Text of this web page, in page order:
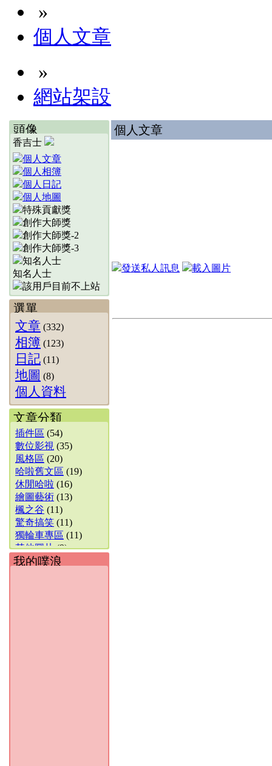
»
個人文章
»
網站架設
頭像
香吉士
知名人士
選單
文章 (332)
相簿 (123)
日記 (11)
地圖 (8)
個人資料
文章分類
插件區 (54)
數位影視 (35)
風格區 (20)
哈啦舊文區 (19)
休閒哈啦 (16)
繪圖藝術 (13)
楓之谷 (11)
驚奇搞笑 (11)
獨輪車專區 (11)
其他圖片(9)
影像封存館
我的噗浪
個人文章